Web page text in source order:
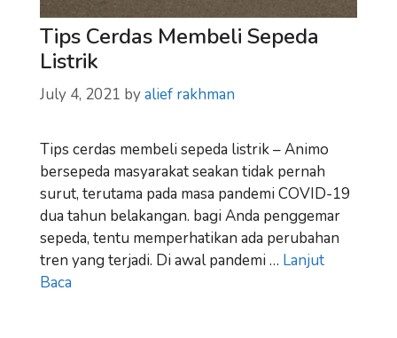
Tips Cerdas Membeli Sepeda
Listrik
July 4, 2021 byalief rakhman
Tips cerdas membeli sepeda listrik – Animo
bersepeda masyarakat seakan tidak pernah
surut, terutama pada masa pandemi COVID-19
dua tahun belakangan. bagi Anda penggemar
sepeda, tentu memperhatikan ada perubahan
tren yang terjadi. Di awal pandemi … Lanjut
Baca